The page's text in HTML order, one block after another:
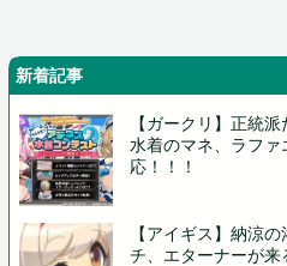
新着記事
【ガークリ】正統
水着のマネ、ラファ
応！！！
【アイギス】納涼
チ、エターナーが来